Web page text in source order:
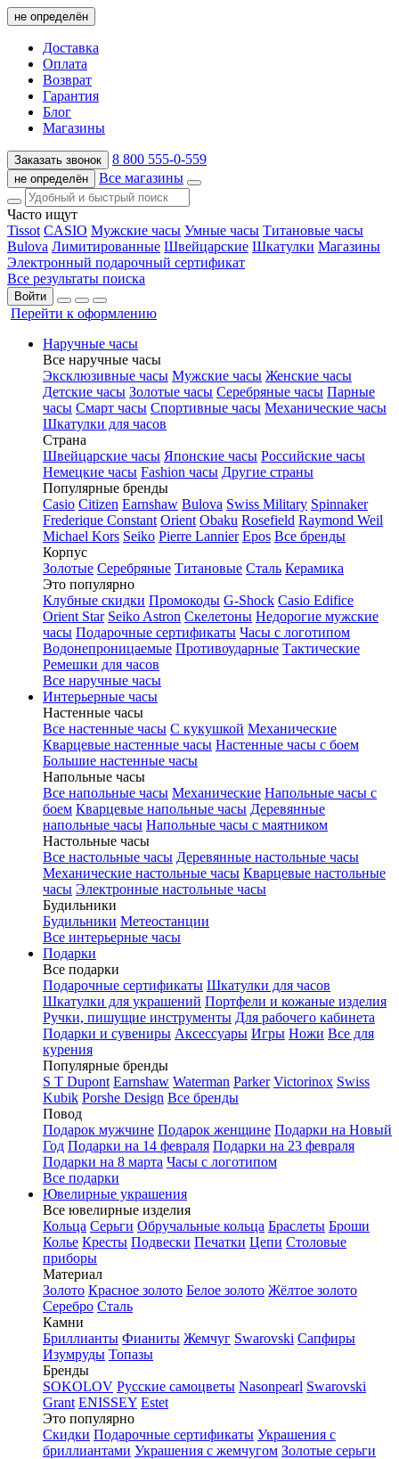
не определён
Доставка
Оплата
Возврат
Гарантия
Блог
Магазины
Заказать звонок 8 800 555-0-559
не определён Все магазины
Часто ищут
Tissot CASIO Мужские часы Умные часы Титановые часы
Bulova Лимитированные Швейцарские Шкатулки Магазины
Электронный подарочный сертификат
Все результаты поиска
Войти
Перейти к оформлению
Наручные часы
Все наручные часы
Эксклюзивные часы Мужские часы Женские часы
Детские часы Золотые часы Серебряные часы Парные
часы Смарт часы Спортивные часы Механические часы
Шкатулки для часов
Страна
Швейцарские часы Японские часы Российские часы
Немецкие часы Fashion часы Другие страны
Популярные бренды
Casio Citizen Earnshaw Bulova Swiss Military Spinnaker
Frederique Constant Orient Obaku Rosefield Raymond Weil
Michael Kors Seiko Pierre Lannier Epos Все бренды
Корпус
Золотые Серебряные Титановые Сталь Керамика
Это популярно
Клубные скидки Промокоды G-Shock Casio Edifice
Orient Star Seiko Astron Скелетоны Недорогие мужские
часы Подарочные сертификаты Часы с логотипом
Водонепроницаемые Противоударные Тактические
Ремешки для часов
Все наручные часы
Интерьерные часы
Настенные часы
Все настенные часы С кукушкой Механические
Кварцевые настенные часы Настенные часы с боем
Большие настенные часы
Напольные часы
Все напольные часы Механические Напольные часы с
боем Кварцевые напольные часы Деревянные
напольные часы Напольные часы с маятником
Настольные часы
Все настольные часы Деревянные настольные часы
Механические настольные часы Кварцевые настольные
часы Электронные настольные часы
Будильники
Будильники Метеостанции
Все интерьерные часы
Подарки
Все подарки
Подарочные сертификаты Шкатулки для часов
Шкатулки для украшений Портфели и кожаные изделия
Ручки, пишущие инструменты Для рабочего кабинета
Подарки и сувениры Аксессуары Игры Ножи Все для
курения
Популярные бренды
S T Dupont Earnshaw Waterman Parker Victorinox Swiss
Kubik Porshe Design Все бренды
Повод
Подарок мужчине Подарок женщине Подарки на Новый
Год Подарки на 14 февраля Подарки на 23 февраля
Подарки на 8 марта Часы с логотипом
Все подарки
Ювелирные украшения
Все ювелирные изделия
Кольца Серьги Обручальные кольца Браслеты Броши
Колье Кресты Подвески Печатки Цепи Столовые
приборы
Материал
Золото Красное золото Белое золото Жёлтое золото
Серебро Сталь
Камни
Бриллианты Фианиты Жемчуг Swarovski Сапфиры
Изумруды Топазы
Бренды
SOKOLOV Русские самоцветы Nasonpearl Swarovski
Grant ENISSEY Estet
Это популярно
Скидки Подарочные сертификаты Украшения с
бриллиантами Украшения с жемчугом Золотые серьги